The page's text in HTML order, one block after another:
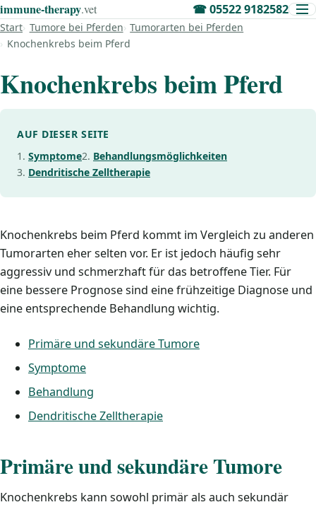
immune‑therapy.vet ☎05522 9182582
Start Tumore bei Pferden Tumorarten bei Pferden
Knochenkrebs beim Pferd
Knochenkrebs beim Pferd
AUF DIESER SEITE
Symptome
Behandlungsmöglichkeiten
Dendritische Zelltherapie
Knochenkrebs beim Pferd kommt im Vergleich zu anderen
Tumorarten eher selten vor. Er ist jedoch häufig sehr
aggressiv und schmerzhaft für das betroffene Tier. Für
eine bessere Prognose sind eine frühzeitige Diagnose und
eine entsprechende Behandlung wichtig.
Primäre und sekundäre Tumore
Symptome
Behandlung
Dendritische Zelltherapie
Primäre und sekundäre Tumore
Knochenkrebs kann sowohl primär als auch sekundär